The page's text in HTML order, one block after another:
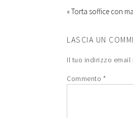
« Torta soffice con
LASCIA UN
Il tuo indirizzo email
Commento *